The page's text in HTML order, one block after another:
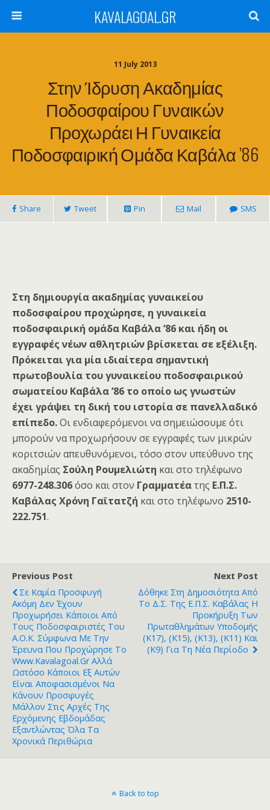
KAVALAGOAL.GR
11 July 2013
Στην Ίδρυση Ακαδημίας
Ποδοσφαίρου Γυναικών
Προχωράει Η Γυναικεία
Ποδοσφαιρική Ομάδα Καβάλα ’86
Share Tweet Pin Mail SMS
Στη δημιουργία ακαδημίας γυναικείου
ποδοσφαίρου προχώρησε, η γυναικεία
ποδοσφαιρική ομάδα Καβάλα ’86 και ήδη οι
εγγραφές νέων αθλητριών βρίσκεται σε εξέλιξη.
Πρόκειται για μία ιδιαίτερα σημαντική
πρωτοβουλία του γυναικείου ποδοσφαιρικού
σωματείου Καβάλα ’86 το οποίο ως γνωστών
έχει γράψει τη δική του ιστορία σε πανελλαδικό
επίπεδο.Οι ενδιαφερόμενοι να σημειώσουμε ότι
μπορούν να προχωρήσουν σε εγγραφές των μικρών
κοριτσιών απευθυνόμενοι, τόσο στον υπεύθυνο της
ακαδημίας Σούλη Ρουμελιώτη και στο τηλέφωνο
6977-248.306όσο και στον Γραμματέατης Ε.Π.Σ.
Καβάλας Χρόνη Γαϊτατζή και στο τηλέφωνο 2510-
222.751.
Previous Post
Σε Καμία Προσφυγή
Ακόμη Δεν Έχουν
Προχωρήσει Κάποιοι Από
Τους Ποδοσφαιριστές Του
Α.Ο.Κ. Σύμφωνα Με Την
Έρευνα Που Προχώρησε Το
Www.kavalagoal.gr Αλλά
Ωστόσο Κάποιοι Εξ Αυτών
Είναι Αποφασισμένοι Να
Κάνουν Προσφυγές
Μάλλον Στις Αρχές Της
Ερχόμενης Εβδομάδας
Εξαντλώντας Όλα Τα
Χρονικά Περιθώρια
Next Post
Δόθηκε Στη Δημοσιότητα Από
Το Δ.Σ. Της Ε.Π.Σ. Καβάλας Η
Προκήρυξη Των
Πρωταθλημάτων Υποδομής
(Κ17), (Κ15), (Κ13), (Κ11) Και
(Κ9) Για Τη Νέα Περίοδο
Back to top